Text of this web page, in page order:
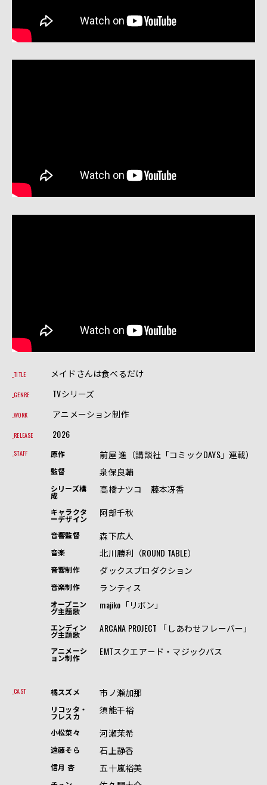
TITLE メイドさんは食べるだけ
GENRE TVシリーズ
WORK アニメーション制作
RELEASE 2026
STAFF 原作 前屋 進（講談社「コミックDAYS」連載）
監督 泉保良輔
シリーズ構
成
高橋ナツコ 藤本冴香
キャラクタ
ーデザイン
阿部千秋
音響監督 森下広人
音楽 北川勝利（ROUND TABLE）
音響制作 ダックスプロダクション
音楽制作 ランティス
オープニン
グ主題歌
majiko「リボン」
エンディン
グ主題歌
ARCANA PROJECT 「しあわせフレーバー」
アニメーシ
ョン制作
EMTスクエア－ド・マジックバス
CAST 橘スズメ 市ノ瀬加那
リコッタ・
フレスカ
須能千裕
小松菜々 河瀬茉希
遠藤そら 石上静香
信月 杏 五十嵐裕美